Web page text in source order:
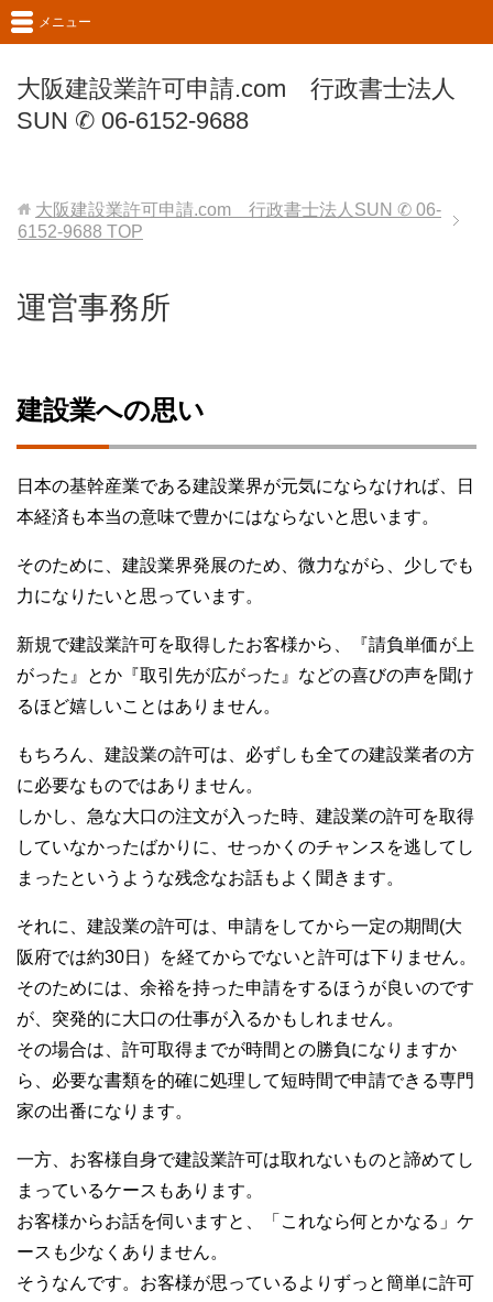
大阪建設業許可申請.com 行政書士法人
SUN ✆ 06-6152-9688
メニュー
大阪建設業許可申請.com 行政書士法人SUN ✆ 06-
6152-9688 TOP
運営事務所
建設業への思い
日本の基幹産業である建設業界が元気にならなければ、日
本経済も本当の意味で豊かにはならないと思います。
そのために、建設業界発展のため、微力ながら、少しでも
力になりたいと思っています。
新規で建設業許可を取得したお客様から、『請負単価が上
がった』とか『取引先が広がった』などの喜びの声を聞け
るほど嬉しいことはありません。
もちろん、建設業の許可は、必ずしも全ての建設業者の方
に必要なものではありません。
しかし、急な大口の注文が入った時、建設業の許可を取得
していなかったばかりに、せっかくのチャンスを逃してし
まったというような残念なお話もよく聞きます。
それに、建設業の許可は、申請をしてから一定の期間(大
阪府では約30日）を経てからでないと許可は下りません。
そのためには、余裕を持った申請をするほうが良いのです
が、突発的に大口の仕事が入るかもしれません。
その場合は、許可取得までが時間との勝負になりますか
ら、必要な書類を的確に処理して短時間で申請できる専門
家の出番になります。
一方、お客様自身で建設業許可は取れないものと諦めてし
まっているケースもあります。
お客様からお話を伺いますと、「これなら何とかなる」ケ
ースも少なくありません。
そうなんです。お客様が思っているよりずっと簡単に許可